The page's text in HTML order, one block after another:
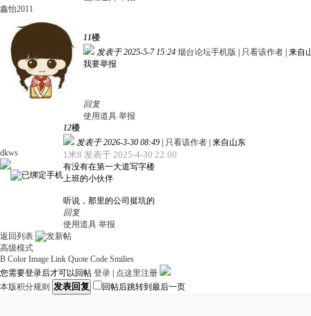
鑫怡2011
11楼
发表于 2025-5-7 15:24 烟台论坛手机版 只看该作者 来自
我要举报
回复
使用道具 举报
dkws
12楼
发表于 2026-3-30 08:49
只看该作者 来自山东
1米8 发表于 2025-4-30 22:00
有没有在第一大道写字楼
上班的小伙伴
听说，那里的公司挺坑的
回复
使用道具 举报
返回列表
高级模式
B Color Image Link Quote Code Smilies
您需要登录后才可以回帖 登录
点这里注册
本版积分规则 发表回复 回帖后跳转到最后一页